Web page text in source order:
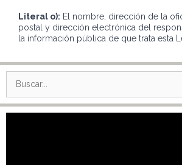
Literal o): El nombre, dirección de la
postal y dirección electrónica del
la información pública de que trata esta
Buscar: